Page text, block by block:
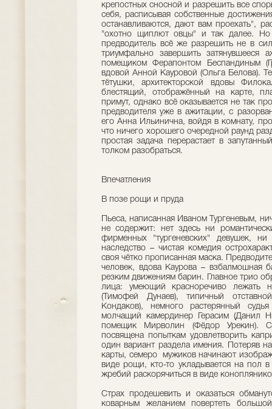
крепостных сносной и разрешить все
себя, расписывая собственные
останавливаются, дают вам проехать",
"охотно щиплют овцы" и так далее.
предводитель всё же разрешить не в
триумфально завершить затянувшееся
помещиком Ферапонтом Беспандиным
вдовой Анной Кауровой (Ольга Белова).
тётушки, архитекторской вдовы
блестящий, отображённый на карте,
примут, однако всё оказывается не так
предводителя уже в ажитации, с
его Анна Ильинична, войдя в комнату,
что ничего хорошего очередной раунд
простая задача перерастает в
толком разобраться.
Впечатления
В позе рощи и пруда
Пьеса, написанная Иваном Тургеневым,
не содержит: нет здесь ни
фирменных "тургеневских" девушек,
наследство – чистая комедия
своя чётко прописанная маска.
человек, вдова Каурова – взбалмошная
резким движениям барин. Главное трио
лица: умеющий красноречиво лежать
(Тимофей Дунаев), типичный
Кондаков), немного растерянный
молчащий камердинер Герасим (Данил
помещик Мирволин (Фёдор Урекин).
посвящена попыткам удовлетворить
один вариант раздела имения. Потеряв
карты, семеро мужиков начинают
виде рощи, кто-то укладывается на пол
жребий раскорячиться в виде
Страх продешевить и оказаться
коварным желанием повертеть